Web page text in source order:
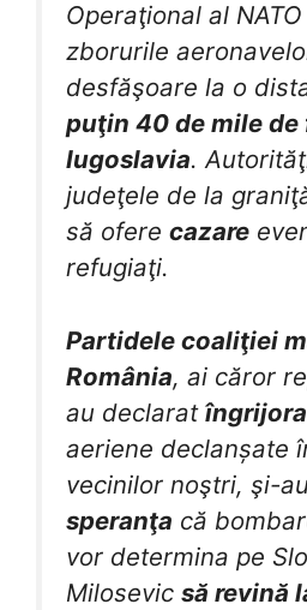
Operaţional al NATO
zborurile
desfăşoare la o
puţin 40 de mile
Iugoslavia.
judeţele de la
să ofere cazare
refugiaţi.
Partidele coaliţiei
România, ai căror
au declarat
aeriene declanșate
vecinilor noştri, şi-
speranţa că
vor determina pe
Milosevic să revină